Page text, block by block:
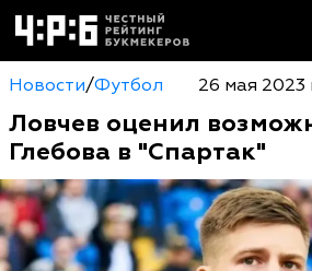
Новости/Футбол 26 мая 2023
Ловчев оценил
Глебова в "Спартак"